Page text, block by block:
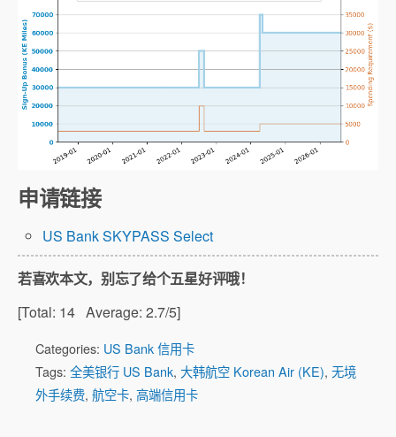
申请链接
US Bank SKYPASS Select
若喜欢本文，别忘了给个五星好评哦！
[Total: 14 Average: 2.7/5]
Categories: US Bank 信用卡
Tags: 全美银行 US Bank, 大韩航空 Korean Air (KE), 无境
外手续费, 航空卡, 高端信用卡